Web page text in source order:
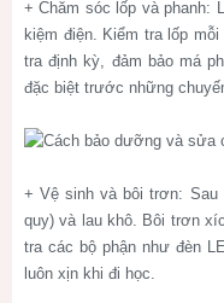
+ Chăm sóc lốp và phanh:
kiệm điện. Kiểm tra lốp
tra định kỳ, đảm bảo má
đặc biệt trước những
+ Vệ sinh và bôi trơn:
quy) và lau khô. Bôi trơn
tra các bộ phận như đèn
luôn xịn khi đi học.